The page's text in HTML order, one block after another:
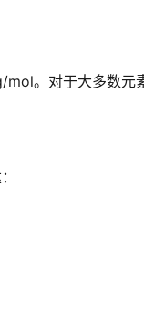
。对于大多数元